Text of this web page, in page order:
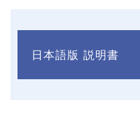
日本語版 説明書